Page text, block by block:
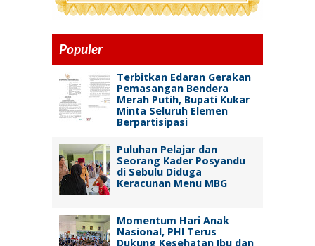
Populer
Terbitkan Edaran Gerakan
Pemasangan Bendera
Merah Putih, Bupati Kukar
Minta Seluruh Elemen
Berpartisipasi
Puluhan Pelajar dan
Seorang Kader Posyandu
di Sebulu Diduga
Keracunan Menu MBG
Momentum Hari Anak
Nasional, PHI Terus
Dukung Kesehatan Ibu dan